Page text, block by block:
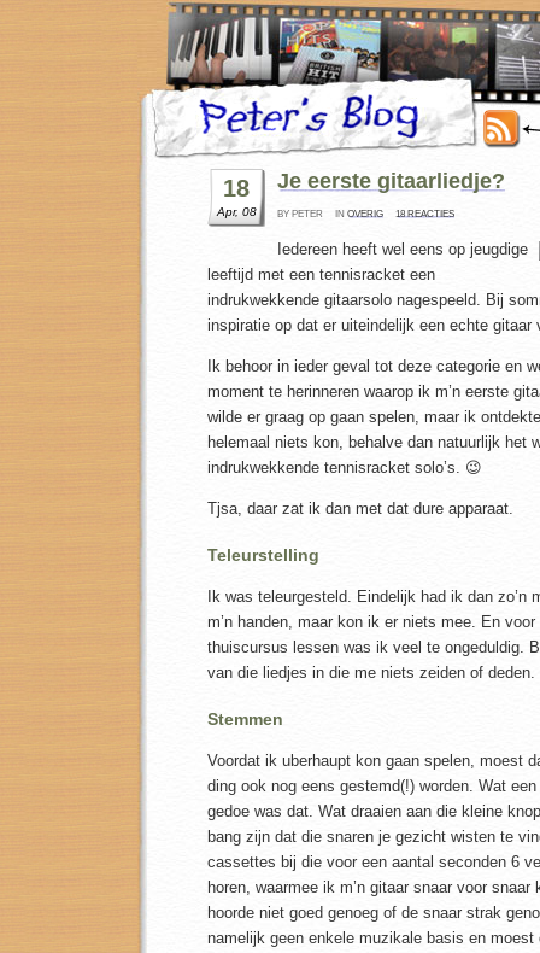
18
Apr, 08
Je eerste gitaarliedje?
BY PETER IN OVERIG 18 REACTIES
Iedereen heeft wel eens op jeugdige
leeftijd met een tennisracket een
indrukwekkende gitaarsolo nagespeeld. Bij
inspiratie op dat er uiteindelijk een echte gitaar
Ik behoor in ieder geval tot deze categorie en
moment te herinneren waarop ik m’n eerste
wilde er graag op gaan spelen, maar ik
helemaal niets kon, behalve dan natuurlijk het
indrukwekkende tennisracket solo’s. 😉
Tjsa, daar zat ik dan met dat dure apparaat.
Teleurstelling
Ik was teleurgesteld. Eindelijk had ik dan zo’n
m’n handen, maar kon ik er niets mee. En voor
thuiscursus lessen was ik veel te ongeduldig.
van die liedjes in die me niets zeiden of deden.
Stemmen
Voordat ik uberhaupt kon gaan spelen, moest
ding ook nog eens gestemd(!) worden. Wat een
gedoe was dat. Wat draaien aan die kleine
bang zijn dat die snaren je gezicht wisten te
cassettes bij die voor een aantal seconden 6
horen, waarmee ik m’n gitaar snaar voor
hoorde niet goed genoeg of de snaar strak
namelijk geen enkele muzikale basis en moest